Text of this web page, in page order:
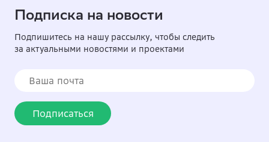
Подписка на новости
Подпишитесь на нашу рассылку, чтобы следить
за актуальными новостями и проектами
Подписаться